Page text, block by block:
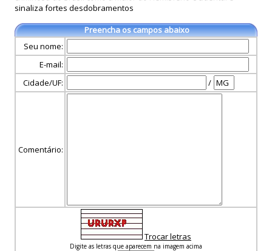
sinaliza fortes desdobramentos
Preencha os campos abaixo
Seu nome:
E-mail:
Cidade/UF:
/
Comentário:
Trocar letras
Digite as letras que aparecem na imagem acima